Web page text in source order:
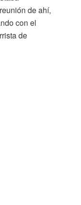
de ahí,
con el
de